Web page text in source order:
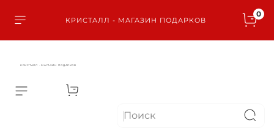
КРИСТАЛЛ - МАГАЗИН ПОДАРКОВ
0
КРИСТАЛЛ - МАГАЗИН ПОДАРКОВ